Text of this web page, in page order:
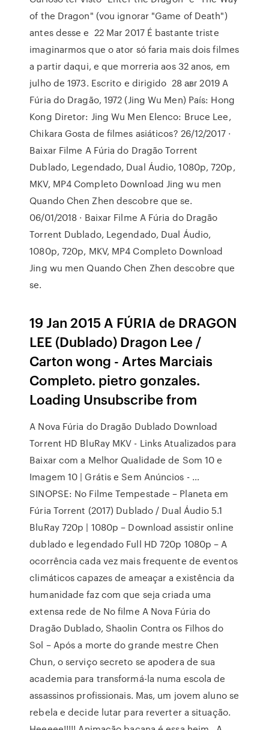
of the Dragon" (vou ignorar "Game of Death")
antes desse e 22 Mar 2017 É bastante triste
imaginarmos que o ator só faria mais dois filmes
a partir daqui, e que morreria aos 32 anos, em
julho de 1973. Escrito e dirigido 28 авг 2019 A
Fúria do Dragão, 1972 (Jing Wu Men) País: Hong
Kong Diretor: Jing Wu Men Elenco: Bruce Lee,
Chikara Gosta de filmes asiáticos? 26/12/2017 ·
Baixar Filme A Fúria do Dragão Torrent
Dublado, Legendado, Dual Áudio, 1080p, 720p,
MKV, MP4 Completo Download Jing wu men
Quando Chen Zhen descobre que se.
06/01/2018 · Baixar Filme A Fúria do Dragão
Torrent Dublado, Legendado, Dual Áudio,
1080p, 720p, MKV, MP4 Completo Download
Jing wu men Quando Chen Zhen descobre que
se.
19 Jan 2015 A FÚRIA de DRAGON
LEE (Dublado) Dragon Lee /
Carton wong - Artes Marciais
Completo. pietro gonzales.
Loading Unsubscribe from
A Nova Fúria do Dragão Dublado Download
Torrent HD BluRay MKV - Links Atualizados para
Baixar com a Melhor Qualidade de Som 10 e
Imagem 10 | Grátis e Sem Anúncios - …
SINOPSE: No Filme Tempestade – Planeta em
Fúria Torrent (2017) Dublado / Dual Áudio 5.1
BluRay 720p | 1080p – Download assistir online
dublado e legendado Full HD 720p 1080p – A
ocorrência cada vez mais frequente de eventos
climáticos capazes de ameaçar a existência da
humanidade faz com que seja criada uma
extensa rede de No filme A Nova Fúria do
Dragão Dublado, Shaolin Contra os Filhos do
Sol – Após a morte do grande mestre Chen
Chun, o serviço secreto se apodera de sua
academia para transformá-la numa escola de
assassinos profissionais. Mas, um jovem aluno se
rebela e decide lutar para reverter a situação.